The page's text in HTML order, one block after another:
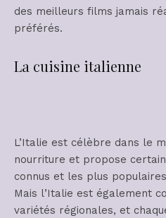
des meilleurs films jamais
préférés.
La cuisine italienne
L’Italie est célèbre dans le
nourriture et propose
connus et les plus
Mais l’Italie est également
variétés régionales, et